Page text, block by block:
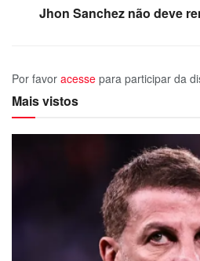
Jhon Sanchez não deve
Por favor acesse para participar da
Mais vistos